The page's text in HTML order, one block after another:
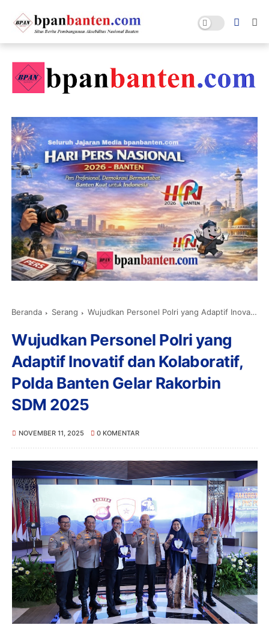
Beranda Serang Wujudkan Personel Polri yang Adaptif Inovatif dan Kolaboratif, Polda Banten Gelar Rakorbin SDM 2025
Wujudkan Personel Polri yang
Adaptif Inovatif dan Kolaboratif,
Polda Banten Gelar Rakorbin
SDM 2025
NOVEMBER 11, 2025 0 KOMENTAR